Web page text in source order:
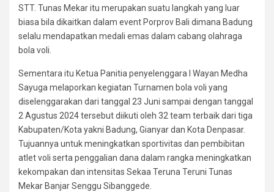
STT. Tunas Mekar itu merupakan suatu langkah yang luar
biasa bila dikaitkan dalam event Porprov Bali dimana Badung
selalu mendapatkan medali emas dalam cabang olahraga
bola voli.
Sementara itu Ketua Panitia penyelenggara I Wayan Medha
Sayuga melaporkan kegiatan Turnamen bola voli yang
diselenggarakan dari tanggal 23 Juni sampai dengan tanggal
2 Agustus 2024 tersebut diikuti oleh 32 team terbaik dari tiga
Kabupaten/Kota yakni Badung, Gianyar dan Kota Denpasar.
Tujuannya untuk meningkatkan sportivitas dan pembibitan
atlet voli serta penggalian dana dalam rangka meningkatkan
kekompakan dan intensitas Sekaa Teruna Teruni Tunas
Mekar Banjar Senggu Sibanggede.